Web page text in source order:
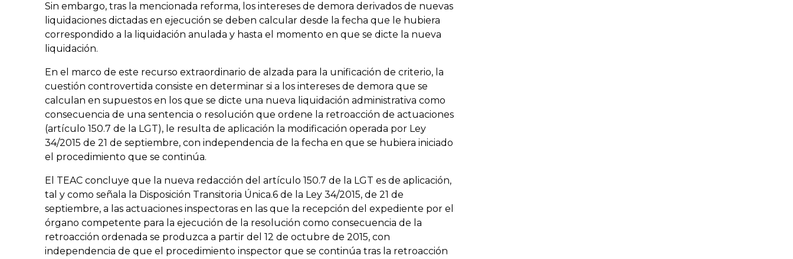
Sin embargo, tras la mencionada reforma, los intereses de demora derivados de nuevas
liquidaciones dictadas en ejecución se deben calcular desde la fecha que le hubiera
correspondido a la liquidación anulada y hasta el momento en que se dicte la nueva
liquidación.
En el marco de este recurso extraordinario de alzada para la unificación de criterio, la
cuestión controvertida consiste en determinar si a los intereses de demora que se
calculan en supuestos en los que se dicte una nueva liquidación administrativa como
consecuencia de una sentencia o resolución que ordene la retroacción de actuaciones
(artículo 150.7 de la LGT), le resulta de aplicación la modificación operada por Ley
34/2015 de 21 de septiembre, con independencia de la fecha en que se hubiera iniciado
el procedimiento que se continúa.
El TEAC concluye que la nueva redacción del artículo 150.7 de la LGT es de aplicación,
tal y como señala la Disposición Transitoria Única.6 de la Ley 34/2015, de 21 de
septiembre, a las actuaciones inspectoras en las que la recepción del expediente por el
órgano competente para la ejecución de la resolución como consecuencia de la
retroacción ordenada se produzca a partir del 12 de octubre de 2015, con
independencia de que el procedimiento inspector que se continúa tras la retroacción